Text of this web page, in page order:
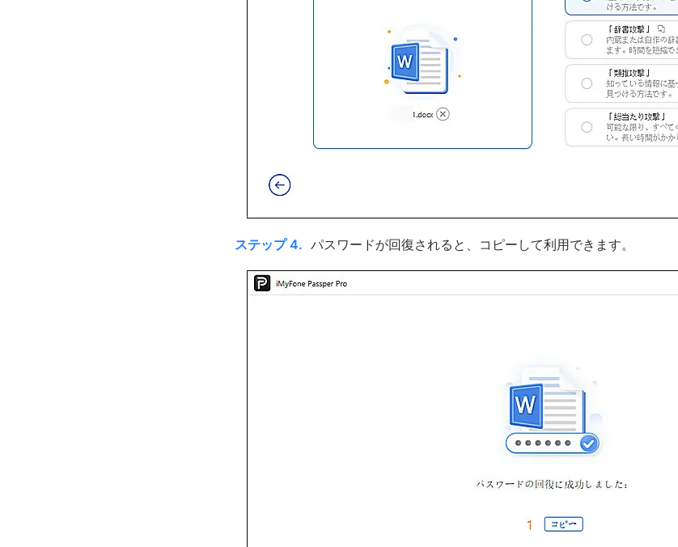
ステップ 4. パスワードが回復されると、コピーして利用できます。